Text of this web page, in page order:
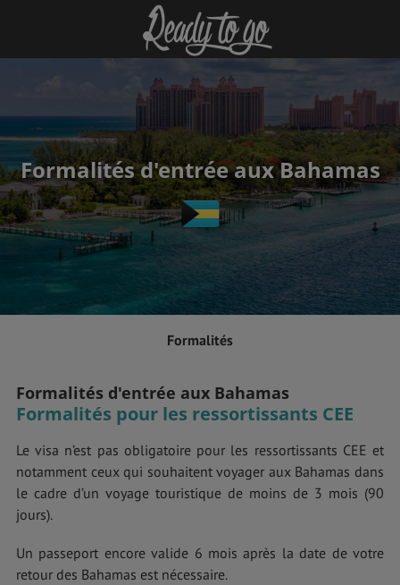
Formalités d'entrée aux Bahamas
Formalités
Formalités d'entrée aux Bahamas
Formalités pour les ressortissants CEE
Le visa n’est pas obligatoire pour les ressortissants CEE et
notamment ceux qui souhaitent voyager aux Bahamas dans
le cadre d’un voyage touristique de moins de 3 mois (90
jours).
Un passeport encore valide 6 mois après la date de votre
retour des Bahamas est nécessaire.